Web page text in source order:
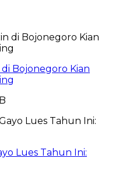
Bojonegoro Kian
Lues Tahun Ini: